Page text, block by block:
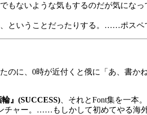
ないような気もするのだが気にな
ということだったりする。……ポスペ
に、0時が近付くと俄に「あ、書か
輪』(SUCCESS) 、それとFont集を一本
チャー。……もしかして初めてやる海